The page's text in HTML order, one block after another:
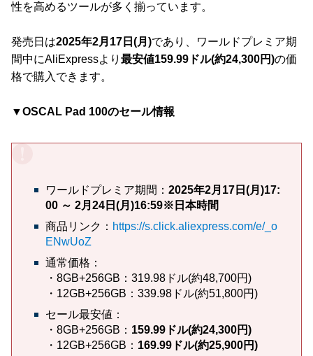
性を高めるツールが多く揃っています。
発売日は2025年2月17日(月)であり、ワールドプレミア期
間中にAliExpressより 最安値159.99ドル(約24,300円)の価
格で購入できます。
▼OSCAL Pad 100のセール情報
ワールドプレミア期間： 2025年2月17日(月)17:
00 ～ 2月24日(月)16:59※日本時間
商品リンク： https://s.click.aliexpress.com/e/_o
ENwUoZ
通常価格：
・8GB+256GB：319.98ドル(約48,700円)
・12GB+256GB：339.98ドル(約51,800円)
セール最安値：
・8GB+256GB： 159.99ドル(約24,300円)
・12GB+256GB： 169.99ドル(約25,900円)